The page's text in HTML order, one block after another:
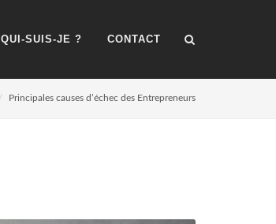
QUI-SUIS-JE ? CONTACT
Principales causes d’échec des Entrepreneurs